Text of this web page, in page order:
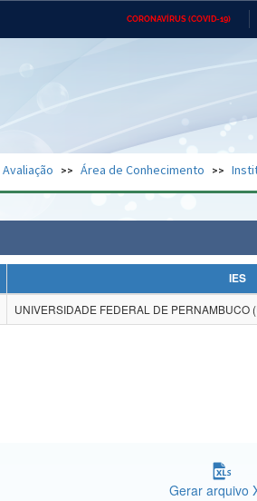
CORONAVÍRUS (COVID-19)
Ministério do Desenvolvimento
Regional
Advocacia-Geral da União
Área de Conhecimento
IES
UNIVERSIDADE FEDERAL DE PERNAMBUCO
Gerar arquivo